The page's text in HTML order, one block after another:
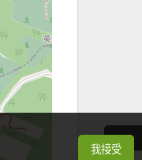
我接受